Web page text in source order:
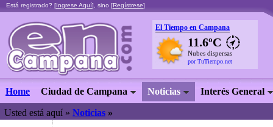
Está registrado? [Ingrese Aquí], sino [Regístrese]
El Tiempo en Campana
11.6ºC
Nubes dispersas
por TuTiempo.net
Home Ciudad de Campana Noticias Interés General
Usted está aquí » Noticias »